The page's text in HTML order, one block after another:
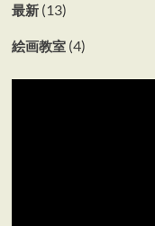
最新(13)
絵画教室(4)